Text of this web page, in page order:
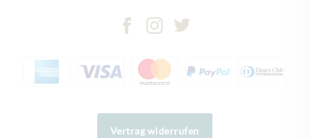
Vertrag widerrufen